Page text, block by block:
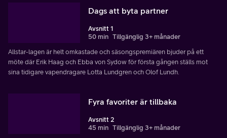
Dags att byta partner
Avsnitt 1
50 min Tillgänglig 3+ månader
Allstar-lagen är helt omkastade och säsongspremiären bjuder på ett
möte där Erik Haag och Ebba von Sydow för första gången ställs mot
sina tidigare vapendragare Lotta Lundgren och Olof Lundh.
Fyra favoriter är tillbaka
Avsnitt 2
45 min Tillgänglig 3+ månader